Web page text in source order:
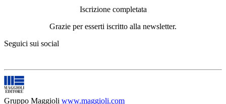
Iscrizione completata
Grazie per esserti iscritto alla newsletter.
Seguici sui social
Gruppo Maggioli www.maggioli.com